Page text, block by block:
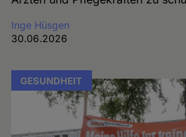
Inge Hüsgen
30.06.2026
GESUNDHEIT